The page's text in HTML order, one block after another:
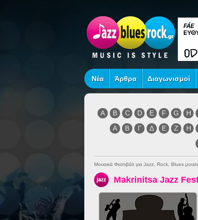
Νέα Άρθρα Διαγωνισμοί
A B C D E F G H
Α
Β Γ Δ Ε Ζ Η
Μουσικά Φεστιβάλ για Jazz, Rock, Blues
Makrinitsa Jazz